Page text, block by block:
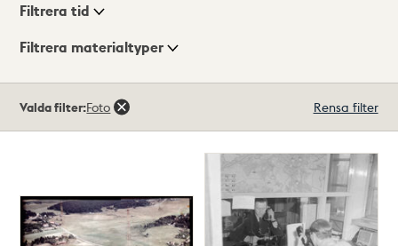
Visningsläge
Filtrera tid
Filtrera materialtyper
träffar
Valda filter:Foto Rensa filter